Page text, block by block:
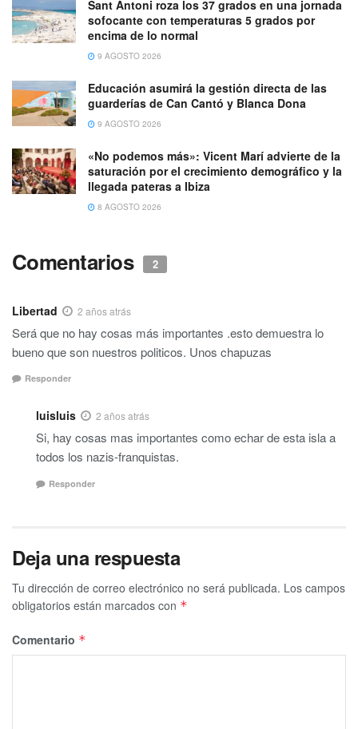
Sant Antoni roza los 37 grados en una jornada
sofocante con temperaturas 5 grados por
encima de lo normal
9 AGOSTO 2026
Educación asumirá la gestión directa de las
guarderías de Can Cantó y Blanca Dona
9 AGOSTO 2026
«No podemos más»: Vicent Marí advierte de la
saturación por el crecimiento demográfico y la
llegada pateras a Ibiza
8 AGOSTO 2026
Comentarios 2
Libertad 2 años atrás
Será que no hay cosas más importantes .esto demuestra lo
bueno que son nuestros politicos. Unos chapuzas
Responder
luisluis 2 años atrás
Si, hay cosas mas importantes como echar de esta isla a
todos los nazis-franquistas.
Responder
Deja una respuesta
Tu dirección de correo electrónico no será publicada. Los campos
obligatorios están marcados con *
Comentario *